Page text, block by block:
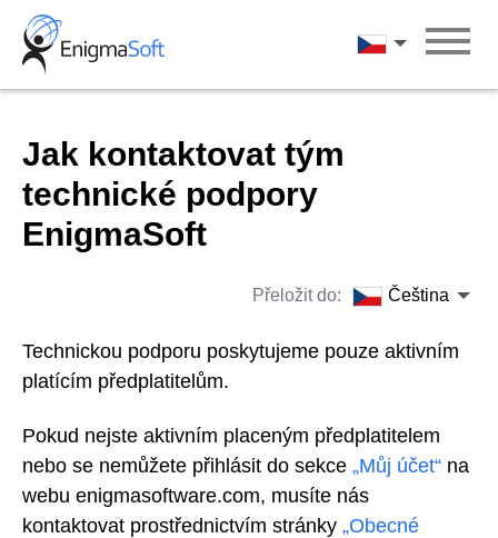
Skip
content
Čeština
Jak kontaktovat tým
technické podpory
EnigmaSoft
Přeložit do: Čeština
Technickou podporu poskytujeme pouze aktivním
platícím předplatitelům.
Pokud nejste aktivním placeným předplatitelem
nebo se nemůžete přihlásit do sekce „Můj účet“ na
webu enigmasoftware.com, musíte nás
kontaktovat prostřednictvím stránky „Obecné